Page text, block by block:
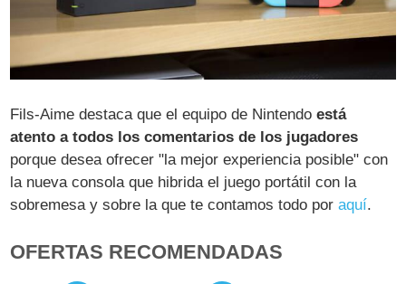
Fils-Aime destaca que el equipo de Nintendoestá
atento a todos los comentarios de los jugadores
porque desea ofrecer "la mejor experiencia posible" con
la nueva consola que hibrida el juego portátil con la
sobremesa y sobre la que te contamos todo poraquí.
OFERTAS RECOMENDADAS